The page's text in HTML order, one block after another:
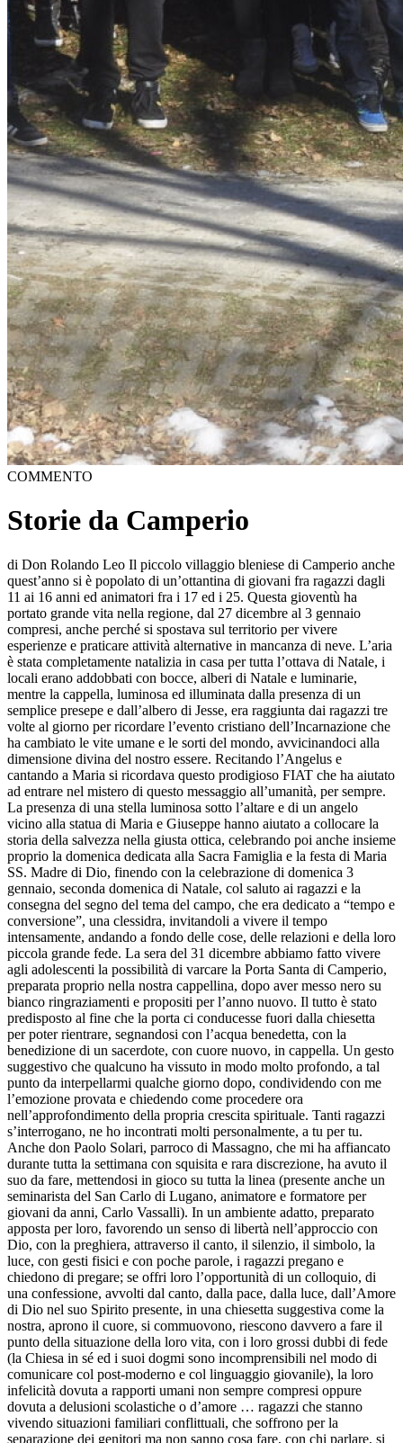
COMMENTO
Storie da Camperio
di Don Rolando Leo Il piccolo villaggio bleniese di Camperio anche
quest’anno si è popolato di un’ottantina di giovani fra ragazzi dagli
11 ai 16 anni ed animatori fra i 17 ed i 25. Questa gioventù ha
portato grande vita nella regione, dal 27 dicembre al 3 gennaio
compresi, anche perché si spostava sul territorio per vivere
esperienze e praticare attività alternative in mancanza di neve. L’aria
è stata completamente natalizia in casa per tutta l’ottava di Natale, i
locali erano addobbati con bocce, alberi di Natale e luminarie,
mentre la cappella, luminosa ed illuminata dalla presenza di un
semplice presepe e dall’albero di Jesse, era raggiunta dai ragazzi tre
volte al giorno per ricordare l’evento cristiano dell’Incarnazione che
ha cambiato le vite umane e le sorti del mondo, avvicinandoci alla
dimensione divina del nostro essere. Recitando l’Angelus e
cantando a Maria si ricordava questo prodigioso FIAT che ha aiutato
ad entrare nel mistero di questo messaggio all’umanità, per sempre.
La presenza di una stella luminosa sotto l’altare e di un angelo
vicino alla statua di Maria e Giuseppe hanno aiutato a collocare la
storia della salvezza nella giusta ottica, celebrando poi anche insieme
proprio la domenica dedicata alla Sacra Famiglia e la festa di Maria
SS. Madre di Dio, finendo con la celebrazione di domenica 3
gennaio, seconda domenica di Natale, col saluto ai ragazzi e la
consegna del segno del tema del campo, che era dedicato a “tempo e
conversione”, una clessidra, invitandoli a vivere il tempo
intensamente, andando a fondo delle cose, delle relazioni e della loro
piccola grande fede. La sera del 31 dicembre abbiamo fatto vivere
agli adolescenti la possibilità di varcare la Porta Santa di Camperio,
preparata proprio nella nostra cappellina, dopo aver messo nero su
bianco ringraziamenti e propositi per l’anno nuovo. Il tutto è stato
predisposto al fine che la porta ci conducesse fuori dalla chiesetta
per poter rientrare, segnandosi con l’acqua benedetta, con la
benedizione di un sacerdote, con cuore nuovo, in cappella. Un gesto
suggestivo che qualcuno ha vissuto in modo molto profondo, a tal
punto da interpellarmi qualche giorno dopo, condividendo con me
l’emozione provata e chiedendo come procedere ora
nell’approfondimento della propria crescita spirituale. Tanti ragazzi
s’interrogano, ne ho incontrati molti personalmente, a tu per tu.
Anche don Paolo Solari, parroco di Massagno, che mi ha affiancato
durante tutta la settimana con squisita e rara discrezione, ha avuto il
suo da fare, mettendosi in gioco su tutta la linea (presente anche un
seminarista del San Carlo di Lugano, animatore e formatore per
giovani da anni, Carlo Vassalli). In un ambiente adatto, preparato
apposta per loro, favorendo un senso di libertà nell’approccio con
Dio, con la preghiera, attraverso il canto, il silenzio, il simbolo, la
luce, con gesti fisici e con poche parole, i ragazzi pregano e
chiedono di pregare; se offri loro l’opportunità di un colloquio, di
una confessione, avvolti dal canto, dalla pace, dalla luce, dall’Amore
di Dio nel suo Spirito presente, in una chiesetta suggestiva come la
nostra, aprono il cuore, si commuovono, riescono davvero a fare il
punto della situazione della loro vita, con i loro grossi dubbi di fede
(la Chiesa in sé ed i suoi dogmi sono incomprensibili nel modo di
comunicare col post-moderno e col linguaggio giovanile), la loro
infelicità dovuta a rapporti umani non sempre compresi oppure
dovuta a delusioni scolastiche o d’amore … ragazzi che stanno
vivendo situazioni familiari conflittuali, che soffrono per la
separazione dei genitori ma non sanno cosa fare, con chi parlare, si